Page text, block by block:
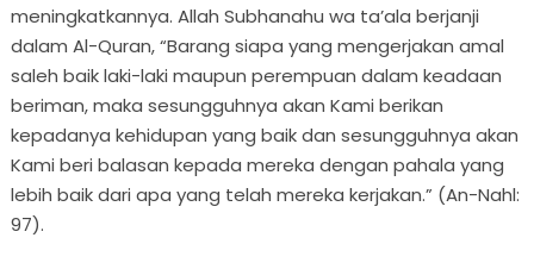
meningkatkannya. Allah Subhanahu wa ta’ala berjanji
dalam Al-Quran, “Barang siapa yang mengerjakan amal
saleh baik laki-laki maupun perempuan dalam keadaan
beriman, maka sesungguhnya akan Kami berikan
kepadanya kehidupan yang baik dan sesungguhnya akan
Kami beri balasan kepada mereka dengan pahala yang
lebih baik dari apa yang telah mereka kerjakan.” (An-Nahl:
97).